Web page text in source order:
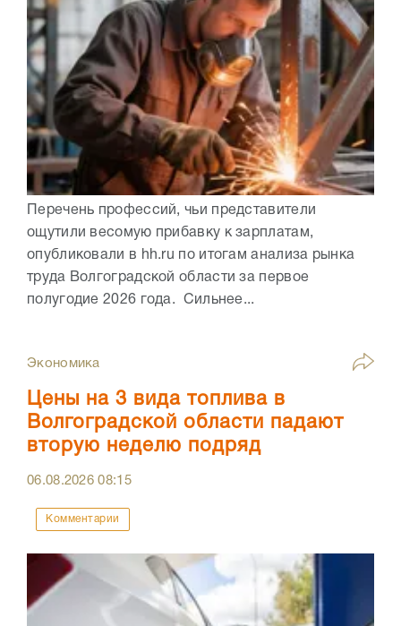
Перечень профессий, чьи представители
ощутили весомую прибавку к зарплатам,
опубликовали в hh.ru по итогам анализа рынка
труда Волгоградской области за первое
полугодие 2026 года. Сильнее...
Экономика
Цены на 3 вида топлива в
Волгоградской области падают
вторую неделю подряд
06.08.202608:15
Комментарии